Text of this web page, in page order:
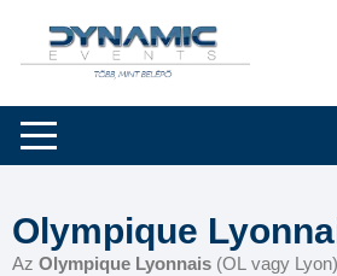
Olympique
Az Olympique Lyonnais (OL vagy